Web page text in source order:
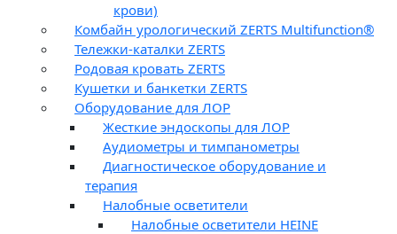
крови)
Комбайн урологический ZERTS Multifunction®
Тележки-каталки ZERTS
Родовая кровать ZERTS
Кушетки и банкетки ZERTS
Оборудование для ЛОР
Жесткие эндоскопы для ЛОР
Аудиометры и тимпанометры
Диагностическое оборудование и
терапия
Налобные осветители
Налобные осветители HEINE